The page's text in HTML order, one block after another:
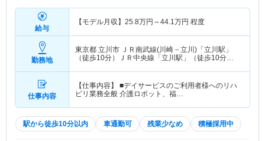
給与
【モデル月収】 25.8万円～44.1万円 程度
勤務地
東京都 立川市 ＪＲ南武線(川崎－立川)「立川駅」
（徒歩10分）ＪＲ中央線「立川駅」（徒歩10分）
仕事内容
【仕事内容】 ■デイサービスのご利用者様へのリハ
ビリ業務全般 介護ロボット、福…
駅から徒歩10分以内 車通勤可 残業少なめ 積極採用中